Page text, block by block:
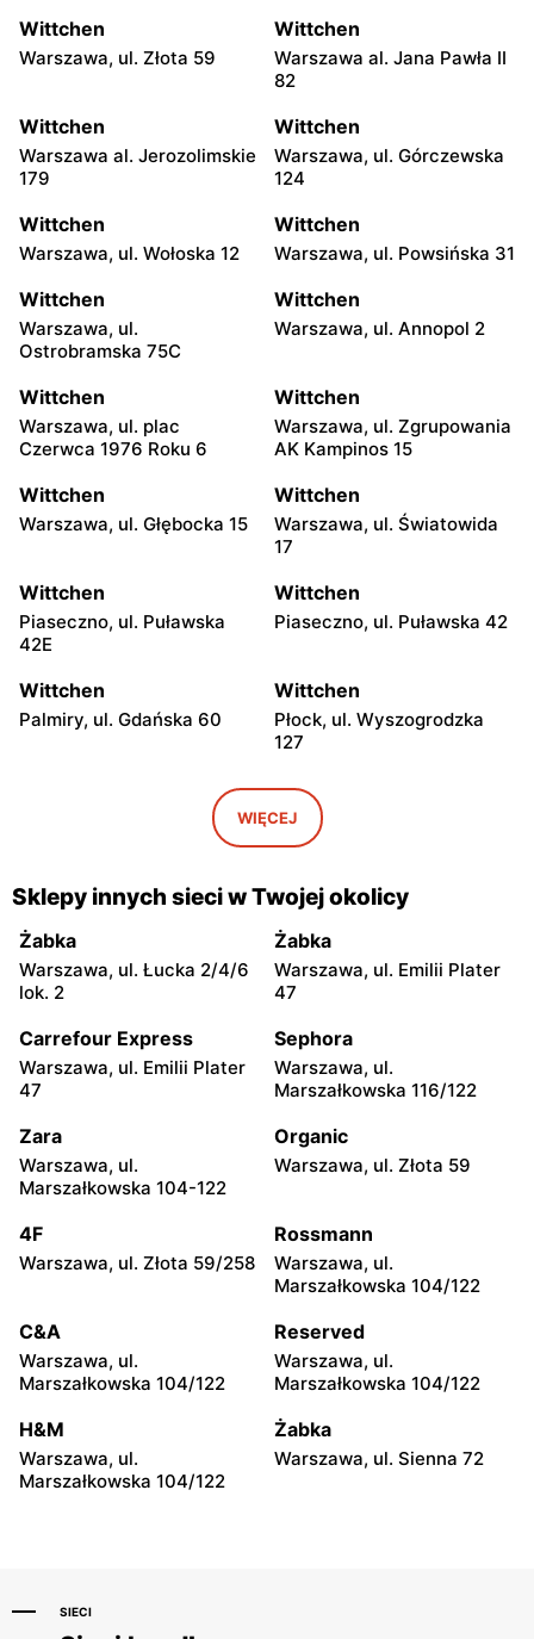
Wittchen
Warszawa, ul. Złota 59
Wittchen
Warszawa al. Jana Pawła II
82
Wittchen
Warszawa al. Jerozolimskie
179
Wittchen
Warszawa, ul. Górczewska
124
Wittchen
Warszawa, ul. Wołoska 12
Wittchen
Warszawa, ul. Powsińska 31
Wittchen
Warszawa, ul.
Ostrobramska 75C
Wittchen
Warszawa, ul. Annopol 2
Wittchen
Warszawa, ul. plac
Czerwca 1976 Roku 6
Wittchen
Warszawa, ul. Zgrupowania
AK Kampinos 15
Wittchen
Warszawa, ul. Głębocka 15
Wittchen
Warszawa, ul. Światowida
17
Wittchen
Piaseczno, ul. Puławska
42E
Wittchen
Piaseczno, ul. Puławska 42
Wittchen
Palmiry, ul. Gdańska 60
Wittchen
Płock, ul. Wyszogrodzka
127
Wittchen
Radom al. Józefa
Grzecznarowskiego 28
Wittchen
Łódź al. Marsz. Józefa
Piłsudskiego 15/23
Wittchen
Łódź, ul. Jana Karskiego 5
Wittchen Wittchen
Wittchen
Łódź al. Jana Pawła II 30
Wittchen
Włocławek, ul. Jana
Wittchen
Kielce, ul. Świętokrzyska
Wittchen
Wittchen Wittchen
Lublin, ul. Mełgiewska 16
Wittchen
Lublin al. Wincentego
Witosa 32
Wittchen
Białystok, ul. Narodowych
Sił Zbrojnych 15B
Wittchen
Olsztyn al. Marszałka
Józefa Piłsudskiego 16
Wittchen
Białystok, ul. Czesława
WIĘCEJ
Sklepy innych sieci w Twojej okolicy
Żabka
Warszawa, ul. Łucka 2/4/6
lok. 2
Żabka
Warszawa, ul. Emilii Plater
47
Carrefour Express
Warszawa, ul. Emilii Plater
47
Sephora
Warszawa, ul.
Marszałkowska 116/122
Zara
Warszawa, ul.
Marszałkowska 104-122
Organic
Warszawa, ul. Złota 59
4F
Warszawa, ul. Złota 59/258
Rossmann
Warszawa, ul.
Marszałkowska 104/122
C&A
Warszawa, ul.
Marszałkowska 104/122
Reserved
Warszawa, ul.
Marszałkowska 104/122
H&M
Warszawa, ul.
Marszałkowska 104/122
Żabka
Warszawa, ul. Sienna 72
SIECI